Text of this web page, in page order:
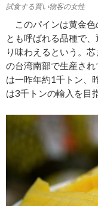
試食する買い物客の女性
このパインは黄金色
とも呼ばれる品種で
り味わえるという。
の台湾南部で生産さ
は一昨年約1千トン、
は3千トンの輸入を目